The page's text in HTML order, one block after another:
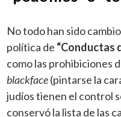
No todo han sido
política de “Conductas
como las prohibiciones
blackface(pintarse la
judíos tienen el control
conservó la lista de las